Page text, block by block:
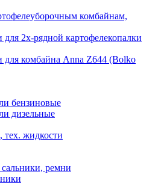
комбайнам,
для 2х-рядной картофелекопалки
для комбайна Anna Z644 (Bolko
бензиновые
дизельные
тех. жидкости
ремни